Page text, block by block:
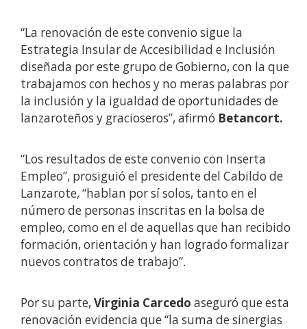
“La renovación de este convenio sigue la
Estrategia Insular de Accesibilidad e Inclusión
diseñada por este grupo de Gobierno, con la que
trabajamos con hechos y no meras palabras por
la inclusión y la igualdad de oportunidades de
lanzaroteños y gracioseros”, afirmó Betancort.
“Los resultados de este convenio con Inserta
Empleo”, prosiguió el presidente del Cabildo de
Lanzarote, “hablan por sí solos, tanto en el
número de personas inscritas en la bolsa de
empleo, como en el de aquellas que han recibido
formación, orientación y han logrado formalizar
nuevos contratos de trabajo”.
Por su parte, Virginia Carcedo aseguró que esta
renovación evidencia que “la suma de sinergias